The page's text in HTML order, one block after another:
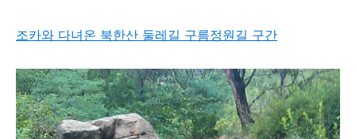
조카와 다녀온 북한산 둘레길 구름정원길 구간